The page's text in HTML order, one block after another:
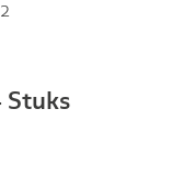
Stuks